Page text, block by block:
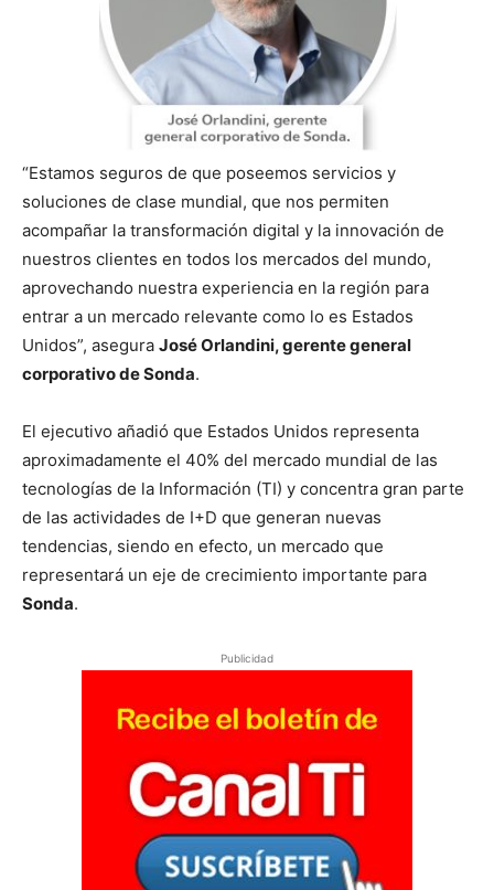
“Estamos seguros de que poseemos servicios y
soluciones de clase mundial, que nos permiten
acompañar la transformación digital y la innovación de
nuestros clientes en todos los mercados del mundo,
aprovechando nuestra experiencia en la región para
entrar a un mercado relevante como lo es Estados
Unidos”, asegura José Orlandini, gerente general
corporativo de Sonda.
El ejecutivo añadió que Estados Unidos representa
aproximadamente el 40% del mercado mundial de las
tecnologías de la Información (TI) y concentra gran parte
de las actividades de I+D que generan nuevas
tendencias, siendo en efecto, un mercado que
representará un eje de crecimiento importante para
Sonda.
Publicidad